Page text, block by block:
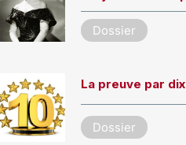
Dossier
La preuve par dix
Dossier